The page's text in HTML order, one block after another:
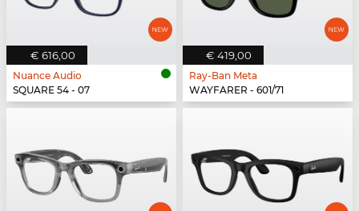
€ 616,00
Nuance Audio
SQUARE 54 - 07
€ 419,00
Ray-Ban Meta
WAYFARER - 601/71